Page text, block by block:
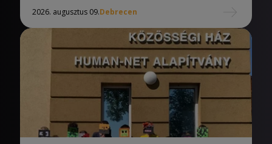
2026. augusztus 09.Debrecen